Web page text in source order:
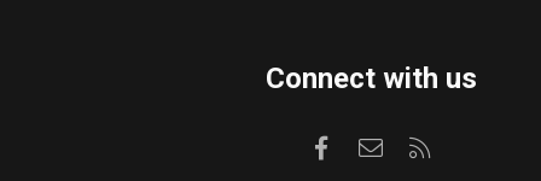
Connect with us
FacebookKontaktirajte nas